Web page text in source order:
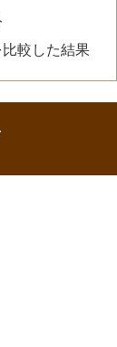
較した結果